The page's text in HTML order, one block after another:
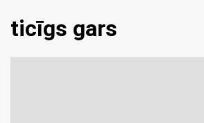
ticīgs gars